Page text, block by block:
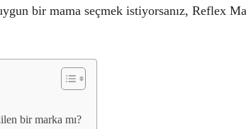
bir mama seçmek istiyorsanız, Reflex
bir marka mı?